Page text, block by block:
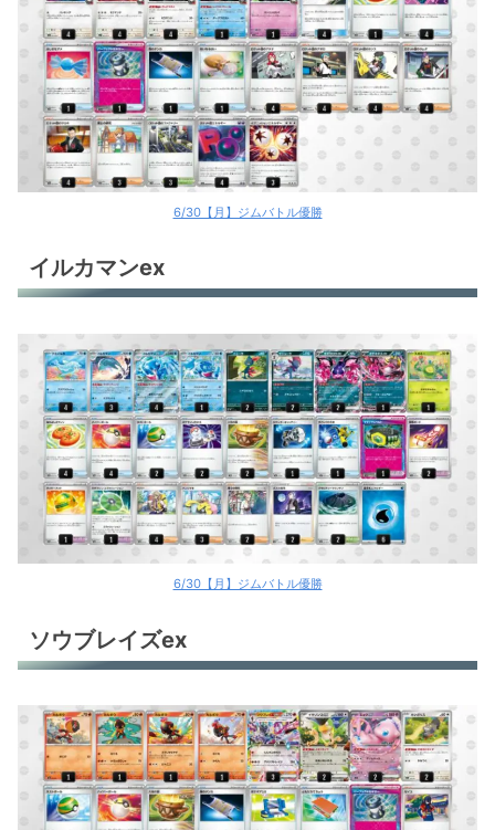
ドラパルトex
ドラパルトex
ドラパルトex
ドラパルトex
マリィのオーロンゲex
マリィのオーロンゲex
マリィのオーロンゲex
マリィのオーロンゲex
サーナイトex
サーナイトex
サーナイトex
サーナイトex
サーナイトex
サーナイトex
リザードンex＋ゲッコウガex
リザードンex
ブリジュラスex
6/30【月】ジムバトル優勝
イルカマンex
6/30【月】ジムバトル優勝
ソウブレイズex